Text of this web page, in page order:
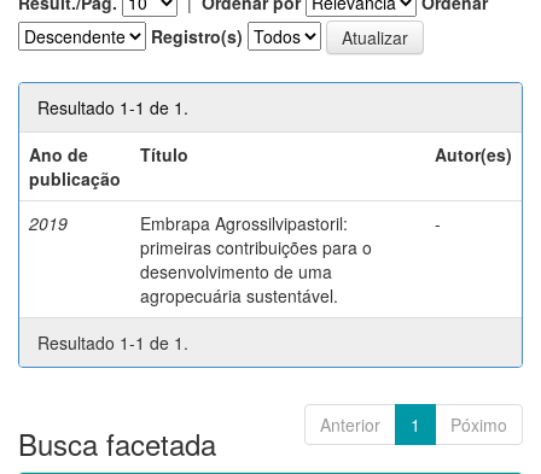
Registro(s)
Resultado 1-1 de 1.
Ano de
publicação
Título Autor(es)
2019
Embrapa Agrossilvipastoril:
primeiras contribuições para o
desenvolvimento de uma
agropecuária sustentável.
-
Resultado 1-1 de 1.
Anterior 1 Póximo
Busca facetada